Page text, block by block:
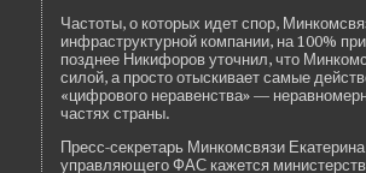
Частоты, о которых иде­т спор,
инфраструктурной компании, на 100%
позднее Никифоров уточнил, что
силой, а просто отыскивает самые
«цифрового нераве­нства» —
частях страны.
Пресс-секретарь Минкомсвязи
управляющего ФАС кажется